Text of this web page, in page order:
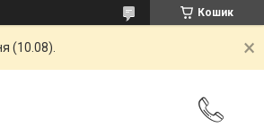
Кошик
(10.08).